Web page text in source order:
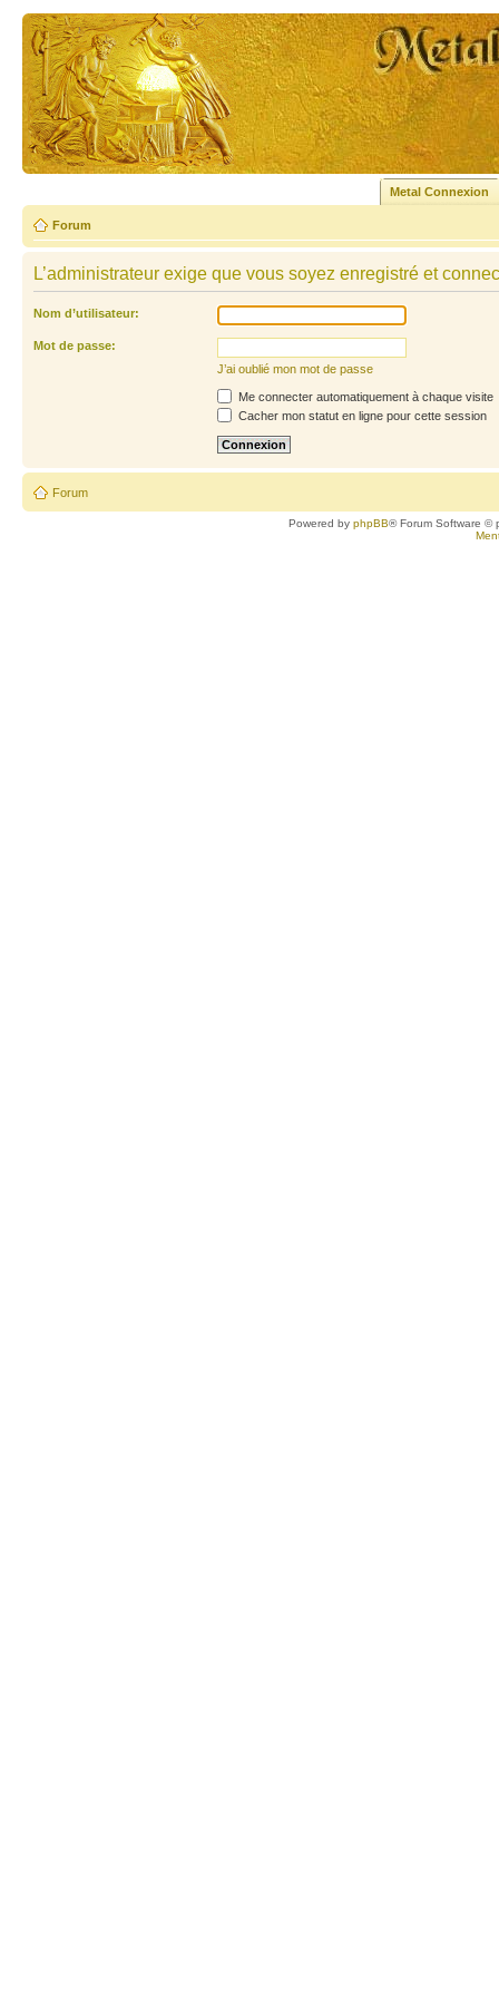
Metal Connexion
Forum
L’administrateur exige que vous soyez enregistré et
Nom d’utilisateur:
Mot de passe:
J’ai oublié mon mot de passe
Me connecter automatiquement à chaque visite
Cacher mon statut en ligne pour cette session
Forum
Powered byphpBB® Forum Software ©